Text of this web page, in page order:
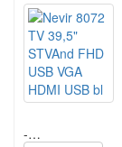
-…